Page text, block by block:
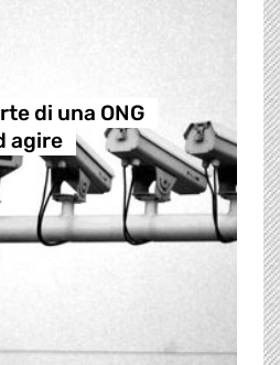
di una ONG
agire